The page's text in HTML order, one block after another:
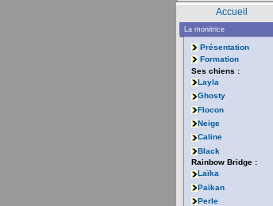
Accueil
La monitrice
Présentation
Formation
Ses chiens :
Layla
Ghosty
Flocon
Neige
Caline
Black
Rainbow Bridge :
Laïka
Païkan
Perle